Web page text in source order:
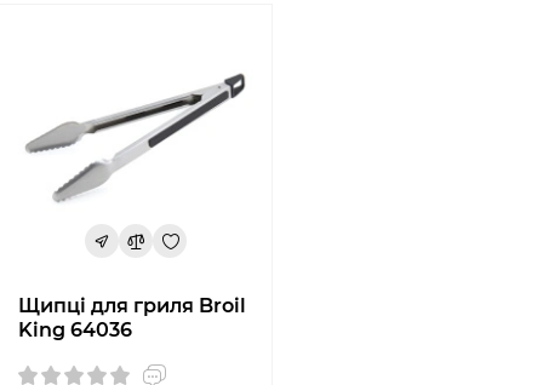
Щипці для гриля Broil
King 64036